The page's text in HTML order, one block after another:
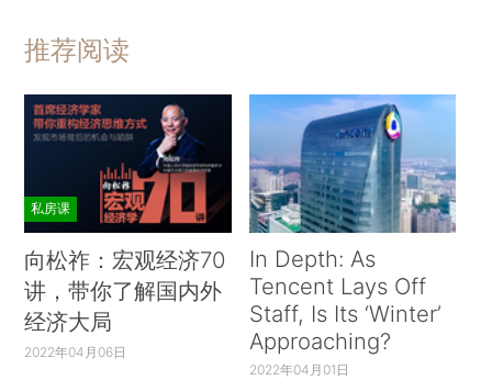
推荐阅读
私房课
向松祚：宏观经济70
讲，带你了解国内外
经济大局
2022年04月06日
In Depth: As
Tencent Lays Off
Staff, Is Its ‘Winter’
Approaching?
2022年04月01日